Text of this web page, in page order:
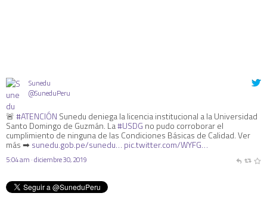
Sunedu
@SuneduPeru
🚨#ATENCIÓN Sunedu deniega la licencia institucional a la Universidad
Santo Domingo de Guzmán. La#USDG no pudo corroborar el
cumplimiento de ninguna de las Condiciones Básicas de Calidad. Ver
más ➡ sunedu.gob.pe/sunedu… pic.twitter.com/WYFG…
5:04 am · diciembre 30, 2019